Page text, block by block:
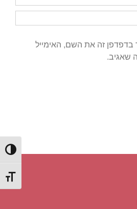
מתג
בדפדפן זה את השם, האימייל
שאגיב.